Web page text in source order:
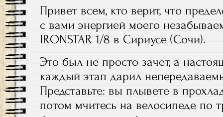
Привет всем, кто верит, что
с вами энергией моего
IRONSTAR 1/8 в Сириусе (Сочи).
Это был не просто зачет, а
каждый этап дарил
Представьте: вы плывете в
потом мчитесь на велосипеде по